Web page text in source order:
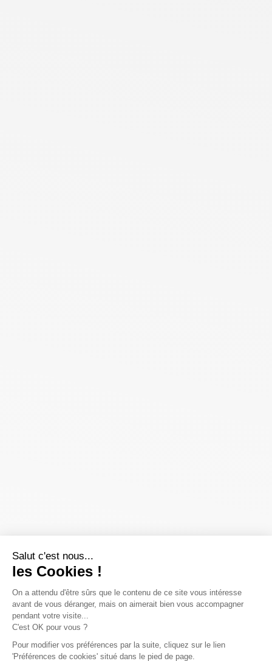
Salut c'est nous...
les Cookies !
On a attendu d'être sûrs que le contenu de ce site vous intéresse
avant de vous déranger, mais on aimerait bien vous accompagner
pendant votre visite...
C'est OK pour vous ?
Pour modifier vos préférences par la suite, cliquez sur le lien
'Préférences de cookies' situé dans le pied de page.